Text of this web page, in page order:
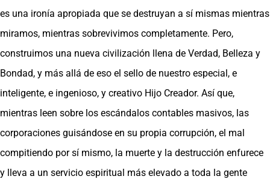
es una ironía apropiada que se destruyan a sí mismas mientras
miramos, mientras sobrevivimos completamente. Pero,
construimos una nueva civilización llena de Verdad, Belleza y
Bondad, y más allá de eso el sello de nuestro especial, e
inteligente, e ingenioso, y creativo Hijo Creador. Así que,
mientras leen sobre los escándalos contables masivos, las
corporaciones guisándose en su propia corrupción, el mal
compitiendo por sí mismo, la muerte y la destrucción enfurece
y lleva a un servicio espiritual más elevado a toda la gente